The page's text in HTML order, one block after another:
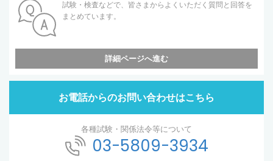
試験・検査などで、皆さまからよくいただく質問と回答を
まとめています。
詳細ページへ進む
お電話からのお問い合わせはこちら
各種試験・関係法令等について
03-5809-3934